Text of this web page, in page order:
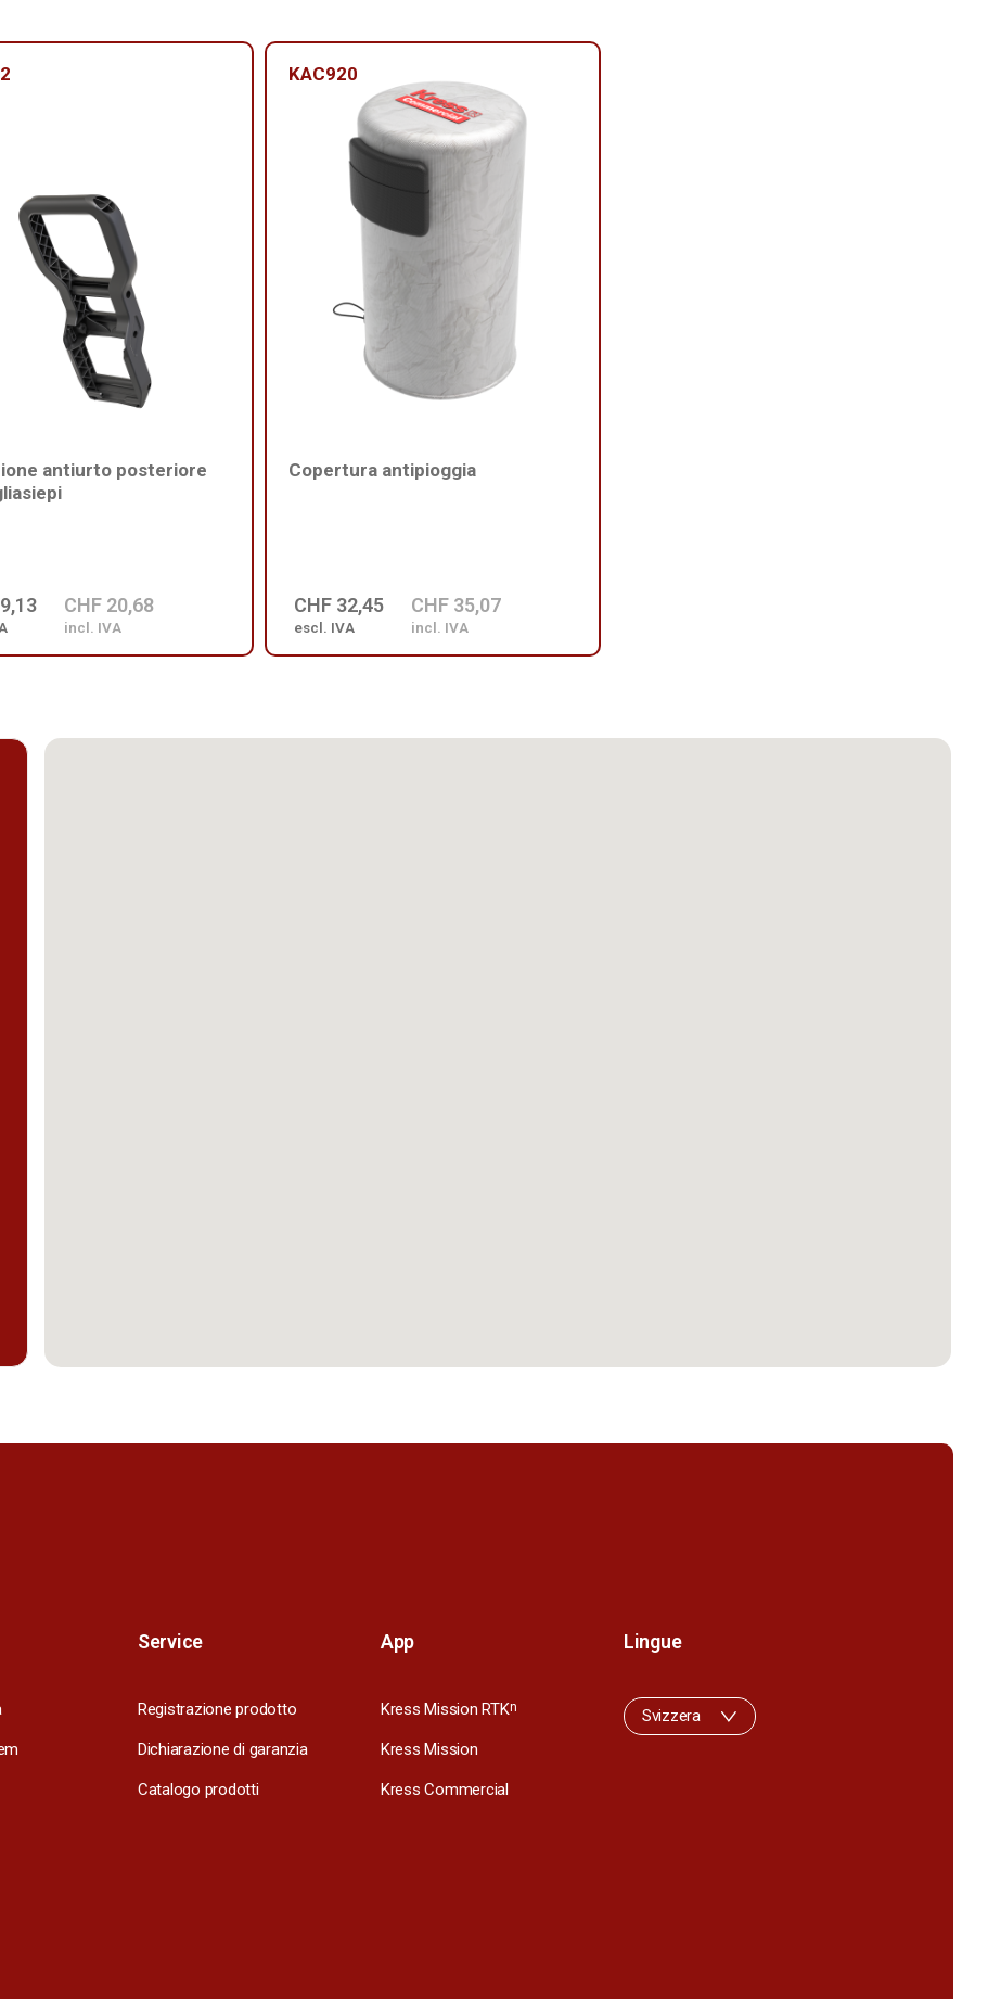
antiurto posteriore
CHF 20,68
incl. IVA
KAC920
Copertura antipioggia
CHF 32,45
escl. IVA
CHF 35,07
incl. IVA
Service
Registrazione prodotto
Dichiarazione di garanzia
Catalogo prodotti
App
Kress Mission RTKn
Kress Mission
Kress Commercial
Lingue
Svizzera